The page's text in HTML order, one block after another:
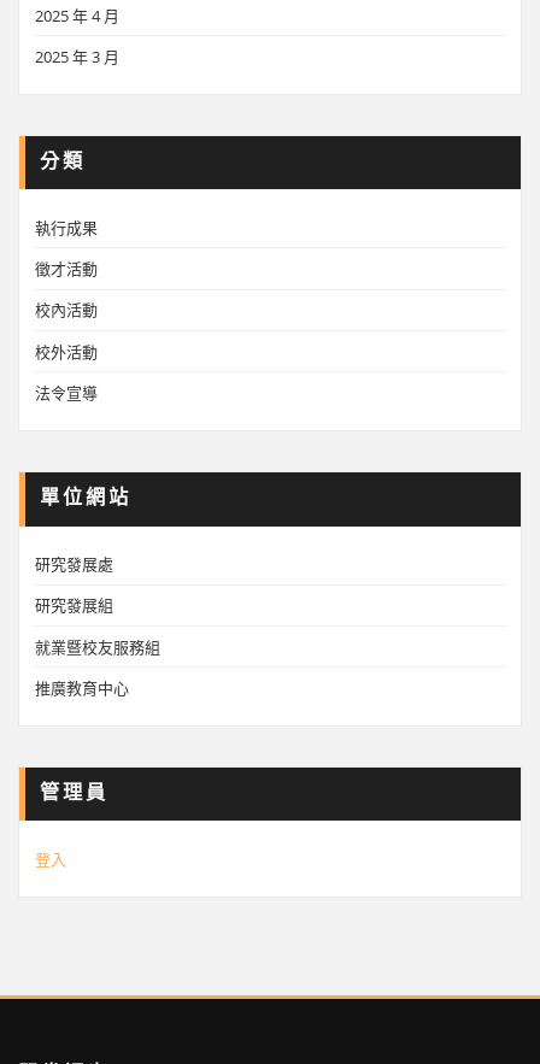
2025 年 4 月
2025 年 3 月
分類
執行成果
徵才活動
校內活動
校外活動
法令宣導
單位網站
研究發展處
研究發展組
就業暨校友服務組
推廣教育中心
管理員
登入